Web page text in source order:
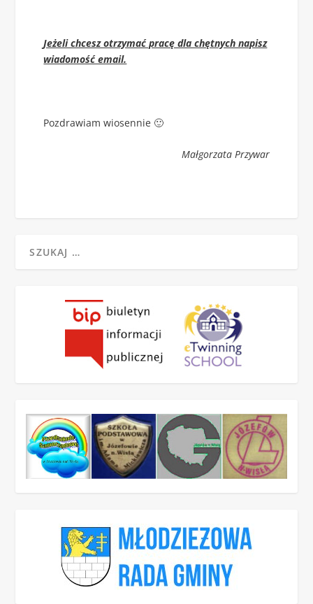
Jeżeli chcesz otrzymać pracę dla chętnych napisz
wiadomość email.
Pozdrawiam wiosennie 🙂
Małgorzata Przywar